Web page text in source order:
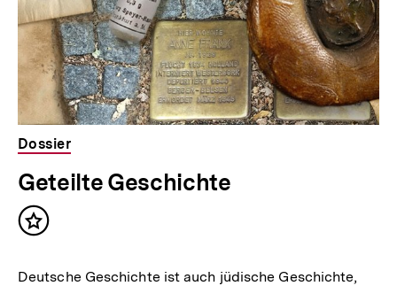
Dossier
Geteilte Geschichte
Inhalt
Deutsche Geschichte ist auch jüdische Geschichte,